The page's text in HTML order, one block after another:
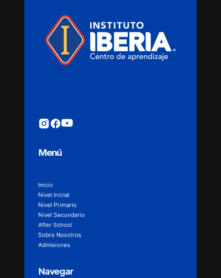
Menú
Inicio
Nivel Inicial
Nivel Primario
Nivel Secundario
After School
Sobre Nosotros
Admisiones
Navegar